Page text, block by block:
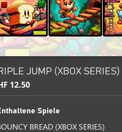
JUMP (XBOX SERIES)
12.50
Spiele
BREAD (XBOX SERIES)